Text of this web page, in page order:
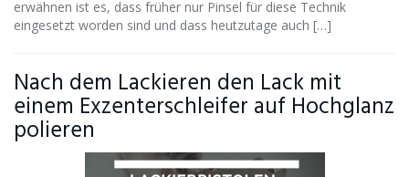
erwähnen ist es, dass früher nur Pinsel für diese Technik
eingesetzt worden sind und dass heutzutage auch […]
Nach dem Lackieren den Lack mit
einem Exzenterschleifer auf Hochglanz
polieren